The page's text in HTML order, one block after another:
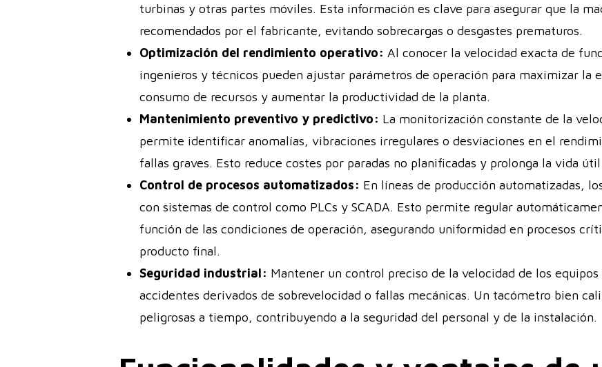
turbinas y otras partes móviles. Esta información es clave para asegurar que la
recomendados por el fabricante, evitando sobrecargas o desgastes prematuros.
Optimización del rendimiento operativo: Al conocer la velocidad exacta de
ingenieros y técnicos pueden ajustar parámetros de operación para maximizar la
consumo de recursos y aumentar la productividad de la planta.
Mantenimiento preventivo y predictivo: La monitorización constante de la
permite identificar anomalías, vibraciones irregulares o desviaciones en el
fallas graves. Esto reduce costes por paradas no planificadas y prolonga la vida
Control de procesos automatizados: En líneas de producción automatizadas,
con sistemas de control como PLCs y SCADA. Esto permite regular
función de las condiciones de operación, asegurando uniformidad en procesos
producto final.
Seguridad industrial: Mantener un control preciso de la velocidad de los
accidentes derivados de sobrevelocidad o fallas mecánicas. Un tacómetro bien
peligrosas a tiempo, contribuyendo a la seguridad del personal y de la instalación.